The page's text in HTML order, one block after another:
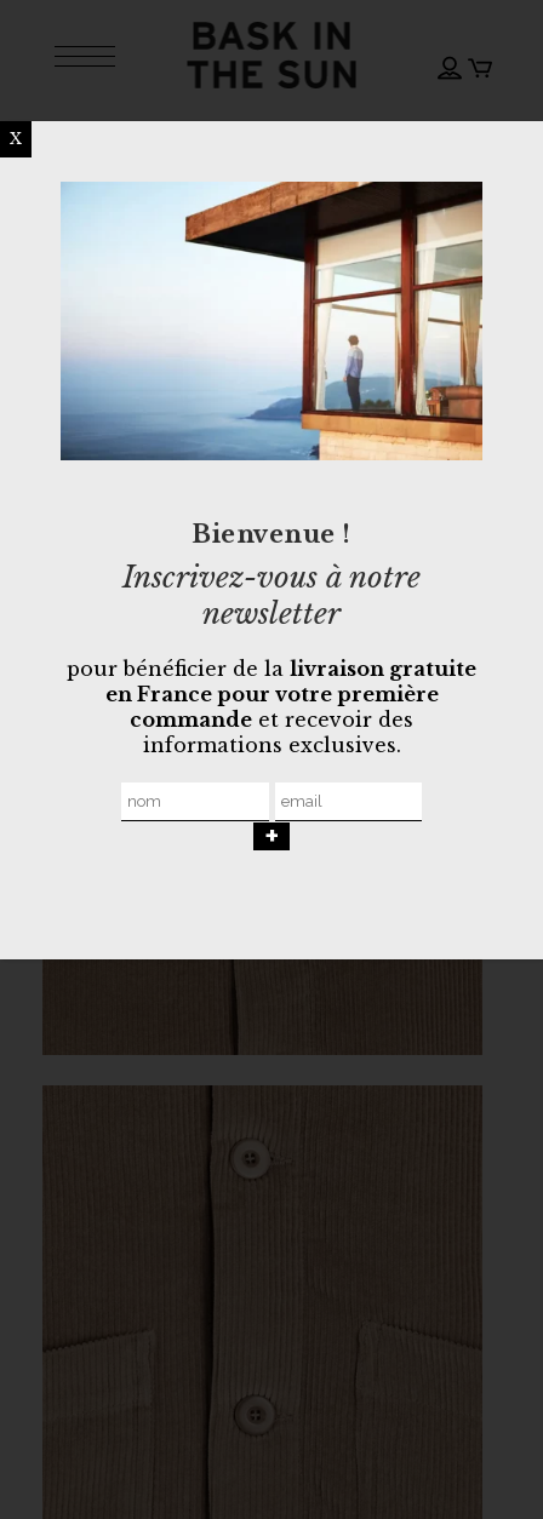
Bienvenue !
Inscrivez-vous à notre
newsletter
pour bénéficier de la livraison gratuite
en France pour votre première
commande et recevoir des
informations exclusives.
X